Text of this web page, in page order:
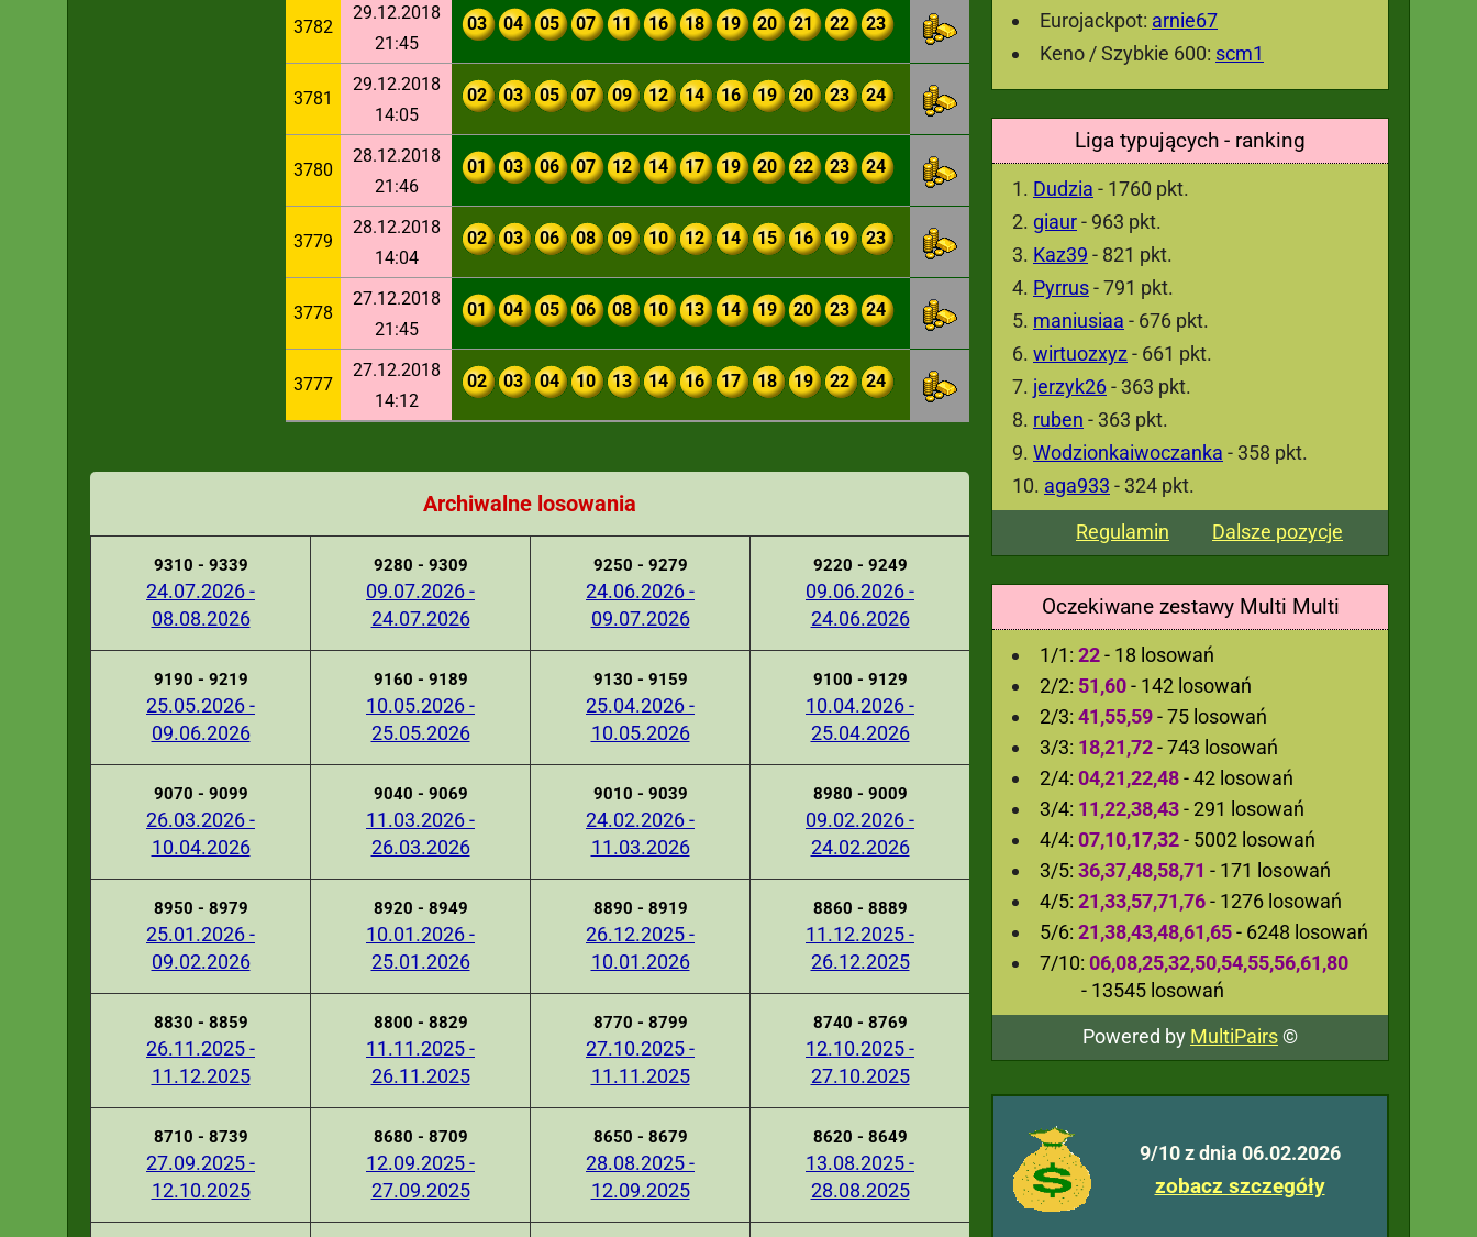
Eurojackpot: arnie67
Keno / Szybkie 600: scm1
Liga typujących - ranking
Dudzia - 1760 pkt.
giaur- 963 pkt.
Kaz39 - 821 pkt.
Pyrrus- 791 pkt.
maniusiaa - 676 pkt.
wirtuozxyz - 661 pkt.
jerzyk26- 363 pkt.
ruben - 363 pkt.
Wodzionkaiwoczanka - 358 pkt.
aga933 - 324 pkt.
Regulamin
Dalsze pozycje
Oczekiwane zestawy Multi Multi
1/1: 22- 18 losowań
2/2: 51,60- 142 losowań
2/3: 41,55,59- 75 losowań
3/3: 18,21,72- 743 losowań
2/4: 04,21,22,48- 42 losowań
3/4: 11,22,38,43- 291 losowań
4/4: 07,10,17,32- 5002 losowań
3/5: 36,37,48,58,71 - 171 losowań
4/5: 21,33,57,71,76- 1276 losowań
5/6: 21,38,43,48,61,65- 6248 losowań
7/10: 06,08,25,32,50,54,55,56,61,80
- 13545 losowań
Powered by MultiPairs©
9/10 z dnia 06.02.2026
zobacz szczegóły
3782
29.12.2018
21:45
03 04 05 07 11 16 18 19 20 21 22 23
3781
29.12.2018
14:05
02 03 05 07 09 12 14 16 19 20 23 24
3780
28.12.2018
21:46
01 03 06 07 12 14 17 19 20 22 23 24
3779
28.12.2018
14:04
02 03 06 08 09 10 12 14 15 16 19 23
3778
27.12.2018
21:45
01 04 05 06 08 10 13 14 19 20 23 24
3777
27.12.2018
14:12
02 03 04 10 13 14 16 17 18 19 22 24
Archiwalne losowania
9310 - 9339
24.07.2026 -
08.08.2026
9280 - 9309
09.07.2026 -
24.07.2026
9250 - 9279
24.06.2026 -
09.07.2026
9220 - 9249
09.06.2026 -
24.06.2026
9190 - 9219
25.05.2026 -
09.06.2026
9160 - 9189
10.05.2026 -
25.05.2026
9130 - 9159
25.04.2026 -
10.05.2026
9100 - 9129
10.04.2026 -
25.04.2026
9070 - 9099
26.03.2026 -
10.04.2026
9040 - 9069
11.03.2026 -
26.03.2026
9010 - 9039
24.02.2026 -
11.03.2026
8980 - 9009
09.02.2026 -
24.02.2026
8950 - 8979
25.01.2026 -
09.02.2026
8920 - 8949
10.01.2026 -
25.01.2026
8890 - 8919
26.12.2025 -
10.01.2026
8860 - 8889
11.12.2025 -
26.12.2025
8830 - 8859
26.11.2025 -
11.12.2025
8800 - 8829
11.11.2025 -
26.11.2025
8770 - 8799
27.10.2025 -
11.11.2025
8740 - 8769
12.10.2025 -
27.10.2025
8710 - 8739
27.09.2025 -
12.10.2025
8680 - 8709
12.09.2025 -
27.09.2025
8650 - 8679
28.08.2025 -
12.09.2025
8620 - 8649
13.08.2025 -
28.08.2025